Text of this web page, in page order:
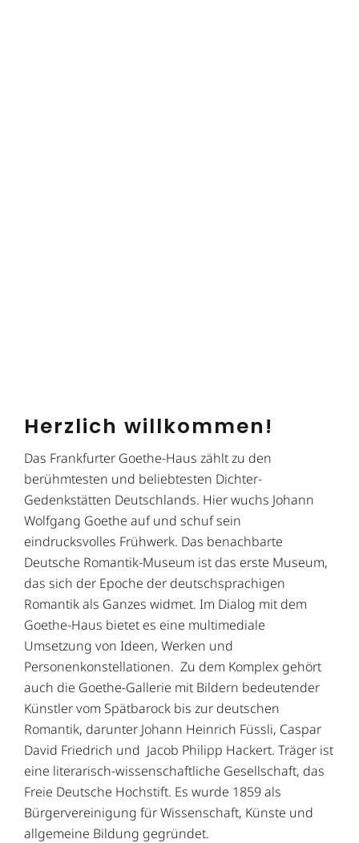
Herzlich willkommen!
Das Frankfurter Goethe-Haus zählt zu den
berühmtesten und beliebtesten Dichter-
Gedenkstätten Deutschlands. Hier wuchs Johann
Wolfgang Goethe auf und schuf sein
eindrucksvolles Frühwerk. Das benachbarte
Deutsche Romantik-Museum ist das erste Museum,
das sich der Epoche der deutschsprachigen
Romantik als Ganzes widmet. Im Dialog mit dem
Goethe-Haus bietet es eine multimediale
Umsetzung von Ideen, Werken und
Personenkonstellationen. Zu dem Komplex gehört
auch die Goethe-Gallerie mit Bildern bedeutender
Künstler vom Spätbarock bis zur deutschen
Romantik, darunter Johann Heinrich Füssli, Caspar
David Friedrich und Jacob Philipp Hackert. Träger ist
eine literarisch-wissenschaftliche Gesellschaft, das
Freie Deutsche Hochstift. Es wurde 1859 als
Bürgervereinigung für Wissenschaft, Künste und
allgemeine Bildung gegründet.